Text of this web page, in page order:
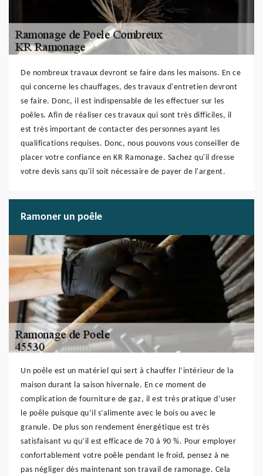
De nombreux travaux devront se faire dans les maisons. En ce
qui concerne les chauffages, des travaux d'entretien devront
se faire. Donc, il est indispensable de les effectuer sur les
poêles. Afin de réaliser ces travaux qui sont très difficiles, il
est très important de contacter des personnes ayant les
qualifications requises. Donc, nous pouvons vous conseiller de
placer votre confiance en KR Ramonage. Sachez qu'il dresse
votre devis sans qu'il soit nécessaire de payer de l'argent.
Ramoner un poêle
Un poêle est un matériel qui sert à chauffer l’intérieur de la
maison durant la saison hivernale. En ce moment de
complication de fourniture de gaz, il est très pratique d’user
le poêle puisque qu’il s’alimente avec le bois ou avec le
granule. De plus son rendement énergétique est très
satisfaisant vu qu’il est efficace de 70 à 90 %. Pour employer
confortablement votre poêle pendant le froid, pensez à ne
pas négliger dès maintenant son travail de ramonage. Cela